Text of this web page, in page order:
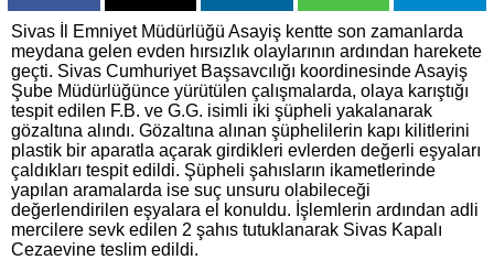
Sivas İl Emniyet Müdürlüğü Asayiş kentte son zamanlarda
meydana gelen evden hırsızlık olaylarının ardından harekete
geçti. Sivas Cumhuriyet Başsavcılığı koordinesinde Asayiş
Şube Müdürlüğünce yürütülen çalışmalarda, olaya karıştığı
tespit edilen F.B. ve G.G. isimli iki şüpheli yakalanarak
gözaltına alındı. Gözaltına alınan şüphelilerin kapı kilitlerini
plastik bir aparatla açarak girdikleri evlerden değerli eşyaları
çaldıkları tespit edildi. Şüpheli şahısların ikametlerinde
yapılan aramalarda ise suç unsuru olabileceği
değerlendirilen eşyalara el konuldu. İşlemlerin ardından adli
mercilere sevk edilen 2 şahıs tutuklanarak Sivas Kapalı
Cezaevine teslim edildi.